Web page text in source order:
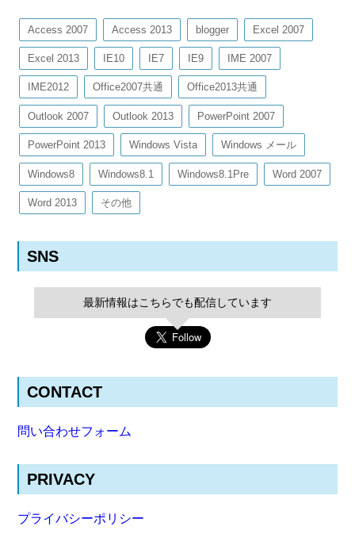
Access 2007 Access 2013 blogger Excel 2007
Excel 2013 IE10 IE7 IE9 IME 2007
IME2012 Office2007共通 Office2013共通
Outlook 2007 Outlook 2013 PowerPoint 2007
PowerPoint 2013 Windows Vista Windows メール
Windows8 Windows8.1 Windows8.1Pre Word 2007
Word 2013 その他
SNS
最新情報はこちらでも配信しています
CONTACT
問い合わせフォーム
PRIVACY
プライバシーポリシー